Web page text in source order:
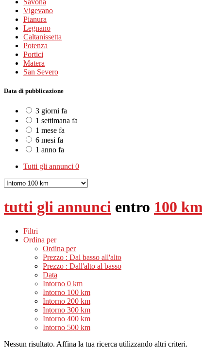
Vigevano
Pianura
Legnano
Caltanissetta
Potenza
Portici
Matera
San Severo
Data di pubblicazione
3 giorni fa
1 settimana fa
1 mese fa
6 mesi fa
1 anno fa
Tutti gli annunci 0
tutti gli annunci entro 100
Filtri
Ordina per
Ordina per
Prezzo : Dal basso all'alto
Prezzo : Dall'alto al basso
Data
Intorno 0 km
Intorno 100 km
Intorno 200 km
Intorno 300 km
Intorno 400 km
Intorno 500 km
Nessun risultato. Affina la tua ricerca utilizzando altri criteri.